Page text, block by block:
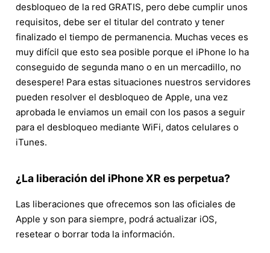
desbloqueo de la red GRATIS, pero debe cumplir unos
requisitos, debe ser el titular del contrato y tener
finalizado el tiempo de permanencia. Muchas veces es
muy difícil que esto sea posible porque el iPhone lo ha
conseguido de segunda mano o en un mercadillo, no
desespere! Para estas situaciones nuestros servidores
pueden resolver el desbloqueo de Apple, una vez
aprobada le enviamos un email con los pasos a seguir
para el desbloqueo mediante WiFi, datos celulares o
iTunes.
¿La liberación del iPhone XR es perpetua?
Las liberaciones que ofrecemos son las oficiales de
Apple y son para siempre, podrá actualizar iOS,
resetear o borrar toda la información.